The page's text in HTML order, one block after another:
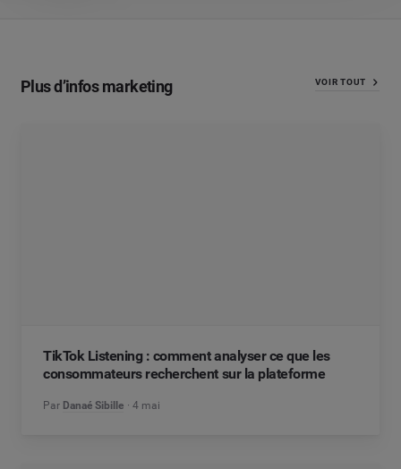
Plus d’infos marketing VOIR TOUT
TikTok Listening : comment analyser ce que les
consommateurs recherchent sur la plateforme
Par Danaé Sibille 4 mai